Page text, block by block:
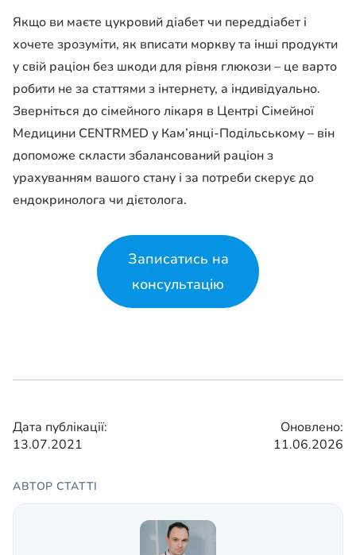
Якщо ви маєте цукровий діабет чи переддіабет і
хочете зрозуміти, як вписати моркву та інші продукти
у свій раціон без шкоди для рівня глюкози – це варто
робити не за статтями з інтернету, а індивідуально.
Зверніться до сімейного лікаря в Центрі Сімейної
Медицини CENTRMED у Кам’янці-Подільському – він
допоможе скласти збалансований раціон з
урахуванням вашого стану і за потреби скерує до
ендокринолога чи дієтолога.
Записатись на
консультацію
Дата публікації:
13.07.2021
Оновлено:
11.06.2026
АВТОР СТАТТІ